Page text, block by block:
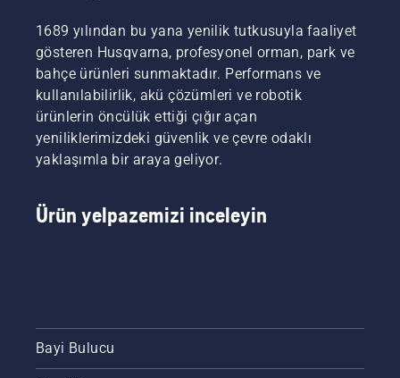
paylaşmalarını
ediyoruz.
memnuniyetle
karşılamakta
ve Dr.
Rasmussen'in
bir
çalışmasını
sabırsızlıkla
1689 yılından bu yana yenilik tutkusuyla faaliyet
gösteren Husqvarna, profesyonel orman, park ve
bahçe ürünleri sunmaktadır. Performans ve
kullanılabilirlik, akü çözümleri ve robotik
ürünlerin öncülük ettiği çığır açan
yeniliklerimizdeki güvenlik ve çevre odaklı
yaklaşımla bir araya geliyor.
Ürün yelpazemizi inceleyin
Bayi Bulucu